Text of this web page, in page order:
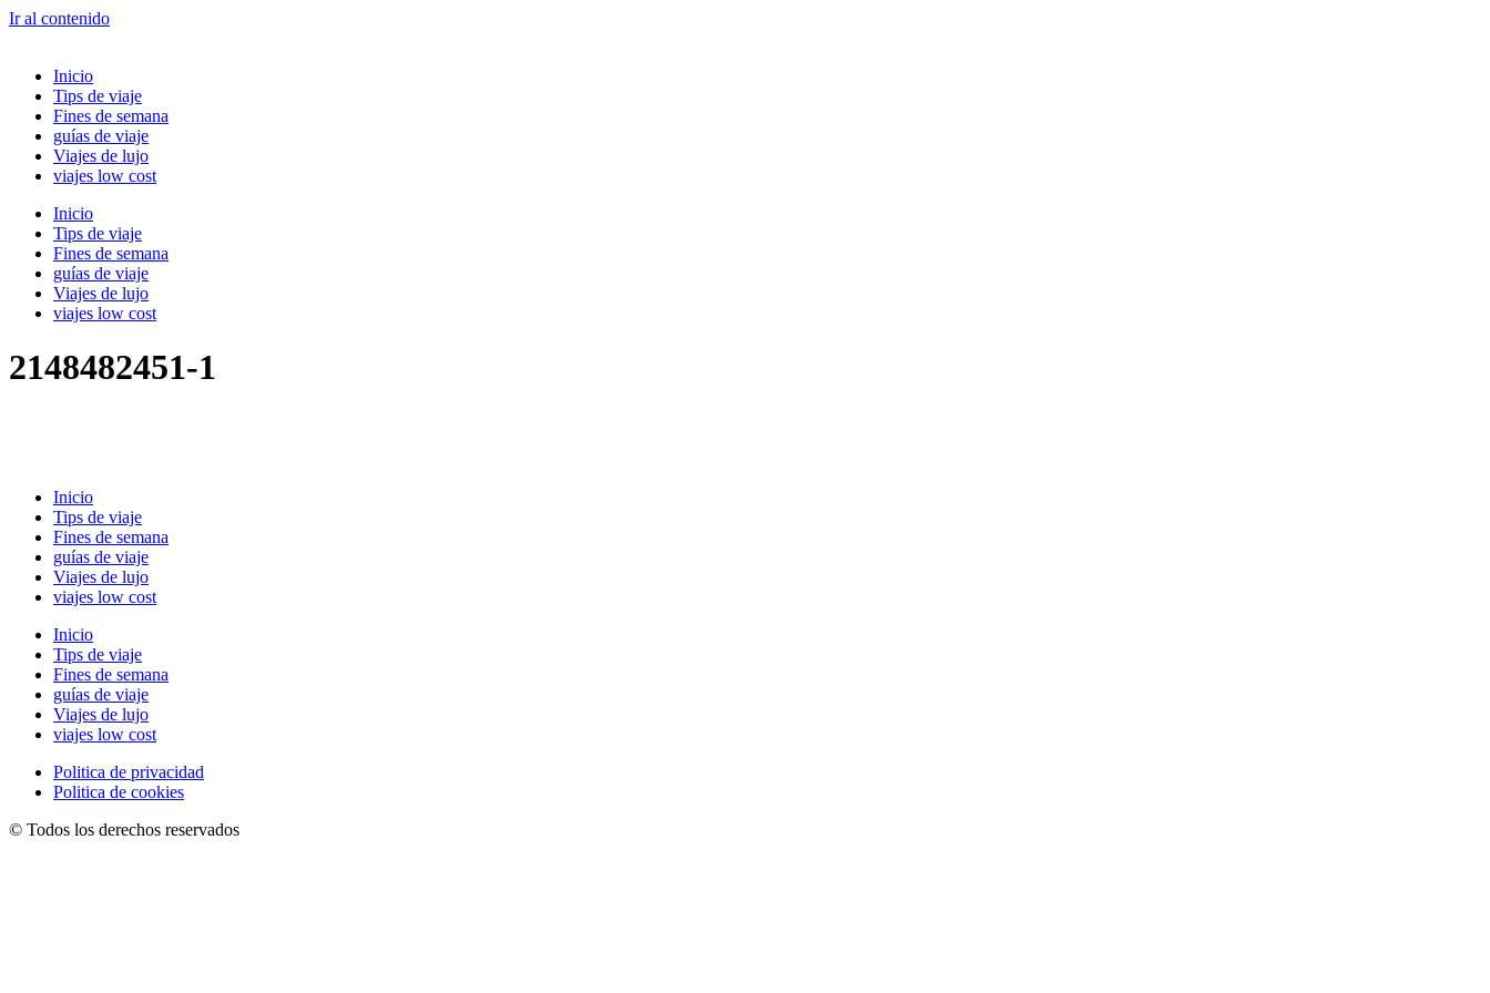
Ir al contenido
Inicio
Tips de viaje
Fines de semana
guías de viaje
Viajes de lujo
viajes low cost
Inicio
Tips de viaje
Fines de semana
guías de viaje
Viajes de lujo
viajes low cost
2148482451-1
Inicio
Tips de viaje
Fines de semana
guías de viaje
Viajes de lujo
viajes low cost
Inicio
Tips de viaje
Fines de semana
guías de viaje
Viajes de lujo
viajes low cost
Politica de privacidad
Politica de cookies
© Todos los derechos reservados